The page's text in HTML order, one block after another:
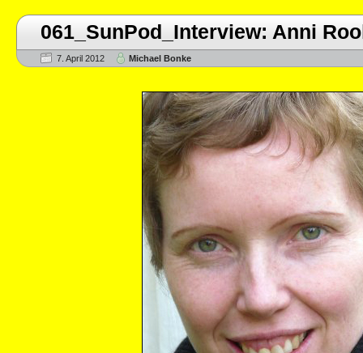
061_SunPod_Interview: Anni
7. April 2012 Michael Bonke